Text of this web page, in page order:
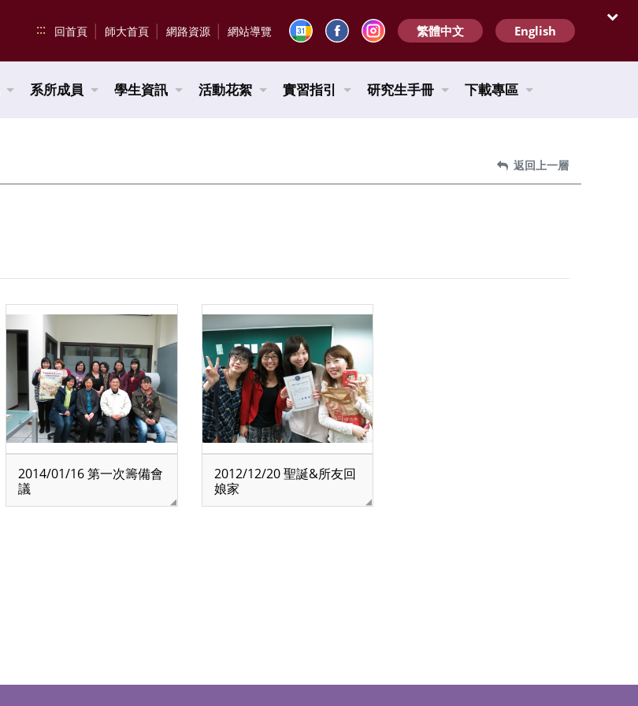
::: 回首頁 師大首頁 網路資源 網站導覽 繁體中文 English
系所成員 學生資訊 活動花絮 實習指引 研究生手冊 下載專區
返回上一層
2014/01/16 第一次籌備會
議
2012/12/20 聖誕&所友回
娘家